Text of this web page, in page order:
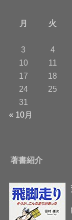
月
火
3
4
10
11
17
18
24
25
31
« 10月
著書紹介